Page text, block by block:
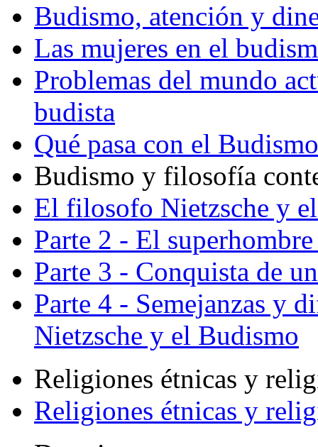
Budismo, atención y
Las mujeres en el
Problemas del mundo
budista
Qué pasa con el
Budismo y filosofía
El filosofo Nietzsche y
Parte 2 - El
Parte 3 - Conquista de
Parte 4 - Semejanzas y
Nietzsche y el Budismo
Religiones étnicas y
Religiones étnicas y